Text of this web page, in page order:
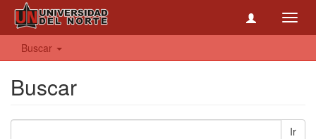
Buscar
Buscar
Ir